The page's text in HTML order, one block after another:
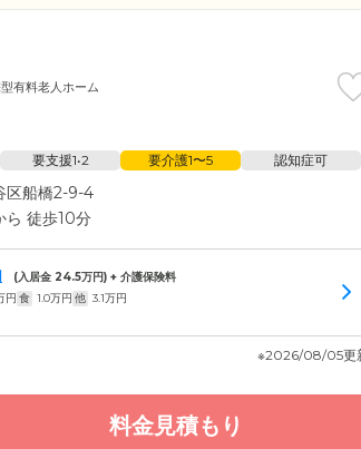
有料老人ホーム
要支援1•2 要介護1〜5 認知症可
区船橋2-9-4
ら 徒歩10分
(入居金 24.5万円) + 介護保険料
円 食 1.0万円 他 3.1万円
※2026/08/05更
料金見積もり